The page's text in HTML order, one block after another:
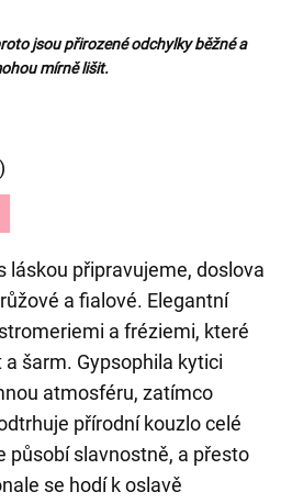
jsou přirozené odchylky běžné a
mírně lišit.
láskou připravujeme, doslova
a fialové. Elegantní
a fréziemi, které
šarm. Gypsophila kytici
atmosféru, zatímco
přírodní kouzlo celé
působí slavnostně, a přesto
se hodí k oslavě